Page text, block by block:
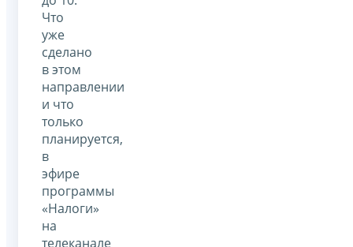
Что
уже
сделано
в этом
направлении
и что
только
планируется,
в
эфире
программы
«Налоги»
на
телеканале